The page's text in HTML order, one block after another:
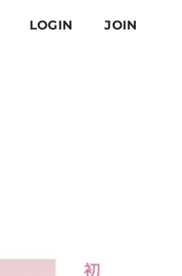
LOGIN JOIN